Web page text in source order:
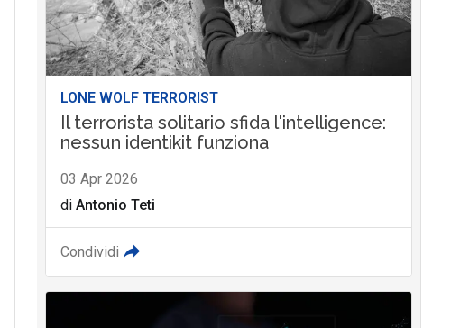
LONE WOLF TERRORIST
Il terrorista solitario sfida l'intelligence:
nessun identikit funziona
03 Apr 2026
di Antonio Teti
Condividi